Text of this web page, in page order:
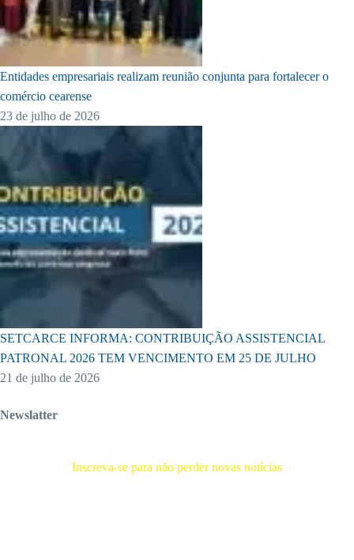
Entidades empresariais realizam reunião conjunta para fortalecer o
comércio cearense
23 de julho de 2026
SETCARCE INFORMA: CONTRIBUIÇÃO ASSISTENCIAL
PATRONAL 2026 TEM VENCIMENTO EM 25 DE JULHO
21 de julho de 2026
Newslatter
Inscreva-se para não perder novas notícias